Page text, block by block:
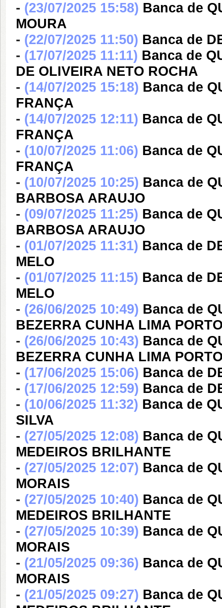
- (23/07/2025 15:58) Banca de
MOURA
- (22/07/2025 11:50) Banca de
- (17/07/2025 11:11) Banca de
DE OLIVEIRA NETO ROCHA
- (14/07/2025 15:18) Banca de
FRANÇA
- (14/07/2025 12:11) Banca de
FRANÇA
- (10/07/2025 11:06) Banca de
FRANÇA
- (10/07/2025 10:25) Banca de
BARBOSA ARAUJO
- (09/07/2025 11:25) Banca de
BARBOSA ARAUJO
- (01/07/2025 11:31) Banca de
MELO
- (01/07/2025 11:15) Banca de
MELO
- (26/06/2025 10:49) Banca de
BEZERRA CUNHA LIMA
- (26/06/2025 10:43) Banca de
BEZERRA CUNHA LIMA
- (17/06/2025 15:06) Banca de
- (17/06/2025 12:59) Banca de
- (10/06/2025 11:32) Banca de
SILVA
- (27/05/2025 12:08) Banca de
MEDEIROS BRILHANTE
- (27/05/2025 12:07) Banca de
MORAIS
- (27/05/2025 10:40) Banca de
MEDEIROS BRILHANTE
- (27/05/2025 10:39) Banca de
MORAIS
- (21/05/2025 09:36) Banca de
MORAIS
- (21/05/2025 09:27) Banca de